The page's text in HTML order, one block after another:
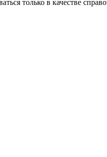
только в качестве